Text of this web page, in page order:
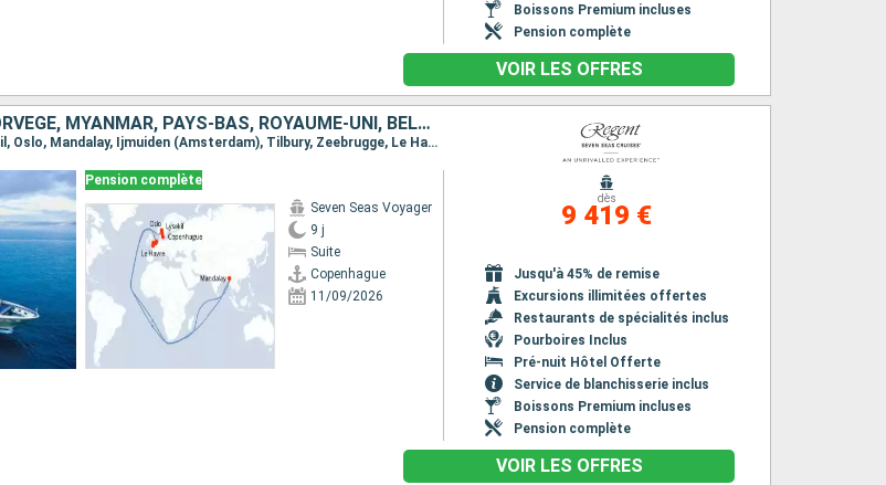
Boissons Premium incluses
Pension complète
VOIR LES OFFRES
DANEMARK, SUÈDE, NORVÈGE, MYANMAR, PAYS-BAS, ROYAUME-UNI, BELGIQUE, FRANCE
Itinéraire : Copenhague, Lysekil, Oslo, Mandalay, Ijmuiden (Amsterdam), Tilbury, Zeebrugge, Le Havre
Pension complète
Seven Seas Voyager
9 j
Suite
Copenhague
11/09/2026
dès
9 419 €
Jusqu'à 45% de remise
Excursions illimitées offertes
Restaurants de spécialités inclus
Pourboires Inclus
Pré-nuit Hôtel Offerte
Service de blanchisserie inclus
Boissons Premium incluses
Pension complète
VOIR LES OFFRES